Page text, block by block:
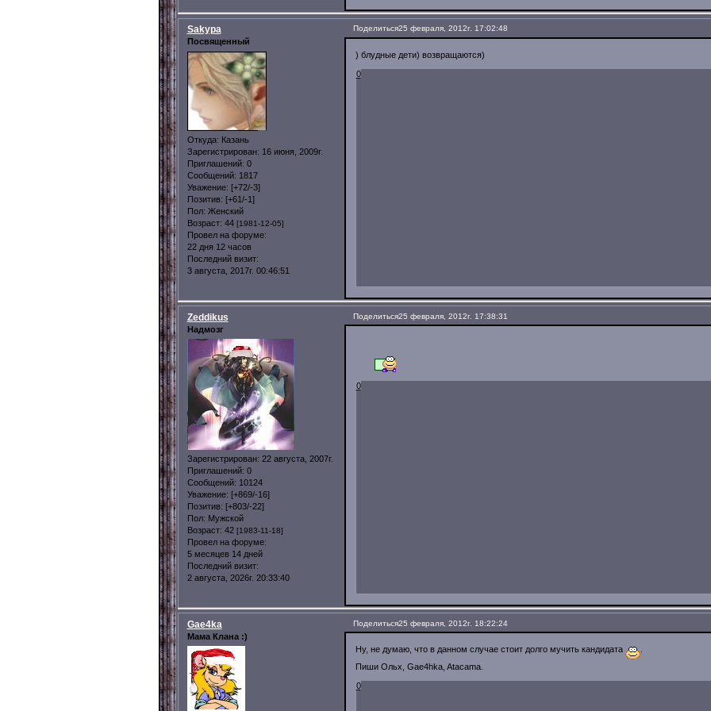
Поделиться25 февраля, 2012г. 17:02:48
Sakypa
Посвященный
Откуда: Казань
Зарегистрирован: 16 июня, 2009г.
Приглашений: 0
Сообщений: 1817
Уважение: [+72/-3]
Позитив: [+61/-1]
Пол: Женский
Возраст: 44 [1981-12-05]
Провел на форуме:
22 дня 12 часов
Последний визит:
3 августа, 2017г. 00:46:51
) блудные дети) возвращаются)
0
Поделиться25 февраля, 2012г. 17:38:31
Zeddikus
Надмозг
Зарегистрирован: 22 августа, 2007г.
Приглашений: 0
Сообщений: 10124
Уважение: [+869/-16]
Позитив: [+803/-22]
Пол: Мужской
Возраст: 42 [1983-11-18]
Провел на форуме:
5 месяцев 14 дней
Последний визит:
2 августа, 2026г. 20:33:40
0
Поделиться25 февраля, 2012г. 18:22:24
Gae4ka
Мама Клана :)
Ну, не думаю, что в данном случае стоит долго мучить кандидата
Пиши Ольх, Gae4hka, Atacama.
0